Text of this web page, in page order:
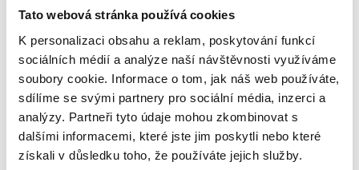
Tato webová stránka používá cookies
K personalizaci obsahu a reklam, poskytování funkcí
sociálních médií a analýze naší návštěvnosti využíváme
soubory cookie. Informace o tom, jak náš web používáte,
sdílíme se svými partnery pro sociální média, inzerci a
analýzy. Partneři tyto údaje mohou zkombinovat s
dalšími informacemi, které jste jim poskytli nebo které
získali v důsledku toho, že používáte jejich služby.
Qual è la tua domanda? La comunicazione è la più
discreta possibile, non aver paura di chiedere nulla
Tutte le comunicazioni sono crittografate